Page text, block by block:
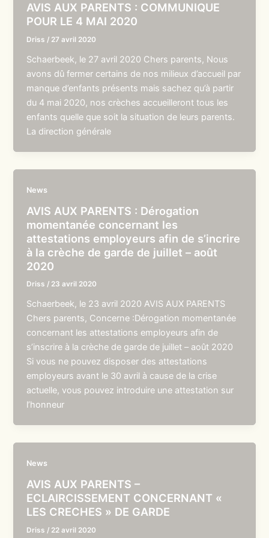
AVIS AUX PARENTS : COMMUNIQUE
POUR LE 4 MAI 2020
Driss / 27 avril 2020
Schaerbeek, le 27 avril 2020 Chers parents, Nous
avons dû fermer certains de nos milieux d’accueil par
manque d’enfants présents mais sachez qu’à partir
du 4 mai 2020, nos crèches accueilleront tous les
enfants quelle que soit la situation de leurs parents.
La direction générale
News
AVIS AUX PARENTS : Dérogation
momentanée concernant les
attestations employeurs afin de s’incrire
à la crèche de garde de juillet – août
2020
Driss / 23 avril 2020
Schaerbeek, le 23 avril 2020 AVIS AUX PARENTS
Chers parents, Concerne :Dérogation momentanée
concernant les attestations employeurs afin de
s’inscrire à la crèche de garde de juillet – août 2020
Si vous ne pouvez disposer des attestations
employeurs avant le 30 avril à cause de la crise
actuelle, vous pouvez introduire une attestation sur
l’honneur
News
AVIS AUX PARENTS –
ECLAIRCISSEMENT CONCERNANT «
LES CRECHES » DE GARDE
Driss / 22 avril 2020